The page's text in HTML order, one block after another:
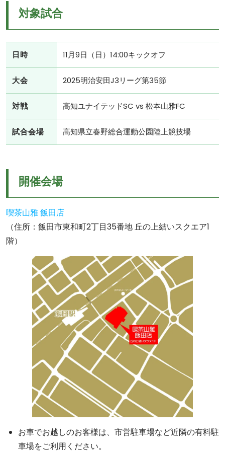
対象試合
日時 11月9日（日）14:00キックオフ
大会 2025明治安田J3リーグ第35節
対戦 高知ユナイテッドSC vs 松本山雅FC
試合会場 高知県立春野総合運動公園陸上競技場
開催会場
喫茶山雅 飯田店
（住所：飯田市東和町2丁目35番地 丘の上結いスクエア1
階）
お車でお越しのお客様は、市営駐車場など近隣の有料駐
車場をご利用ください。